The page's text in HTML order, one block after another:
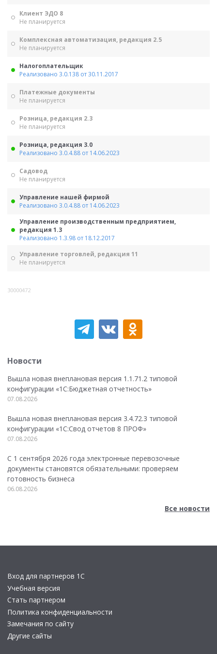
Клиент ЭДО 8
Не планируется
Комплексная автоматизация, редакция 2.5
Не планируется
Налогоплательщик
Реализовано 3.0.138 от 30.11.2017
Платежные документы
Не планируется
Розница, редакция 2.3
Не планируется
Розница, редакция 3.0
Реализовано 3.0.4.88 от 14.06.2023
Садовод
Не планируется
Управление нашей фирмой
Реализовано 3.0.4.88 от 14.06.2023
Управление производственным предприятием,
редакция 1.3
Реализовано 1.3.98 от 18.12.2017
Управление торговлей, редакция 11
Не планируется
30000472
Новости
Вышла новая внеплановая версия 1.1.71.2 типовой
конфигурации «1C:Бюджетная отчетность»
07.08.2026
Вышла новая внеплановая версия 3.4.72.3 типовой
конфигурации «1C:Свод отчетов 8 ПРОФ»
07.08.2026
С 1 сентября 2026 года электронные перевозочные
документы становятся обязательными: проверяем
готовность бизнеса
06.08.2026
Все новости
Вход для партнеров 1С
Учебная версия
Стать партнером
Политика конфиденциальности
Замечания по сайту
Другие сайты